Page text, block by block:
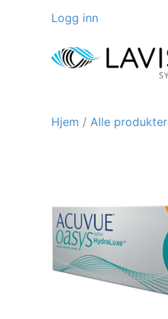
Logg inn
Hjem / Alle produkter